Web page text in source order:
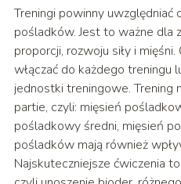
Treningi powinny uwzględniać
pośladków. Jest to ważne dla
proporcji, rozwoju siły i
włączać do każdego treningu
jednostki treningowe. Trening
partie, czyli: mięsień
pośladkowy średni, mięsień
pośladków mają również
Najskuteczniejsze ćwiczenia